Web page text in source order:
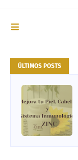
ÚLTIMOS POSTS